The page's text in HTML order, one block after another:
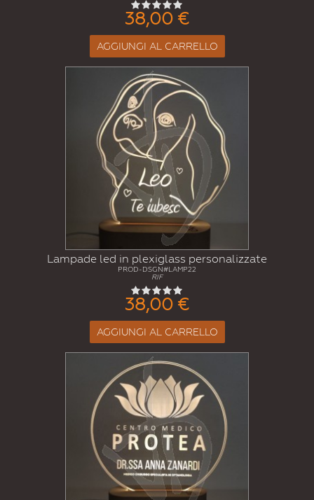
38,00 €
AGGIUNGI AL CARRELLO
Lampade led in plexiglass personalizzate
PROD-DSGN#LAMP22
RIF
38,00 €
AGGIUNGI AL CARRELLO